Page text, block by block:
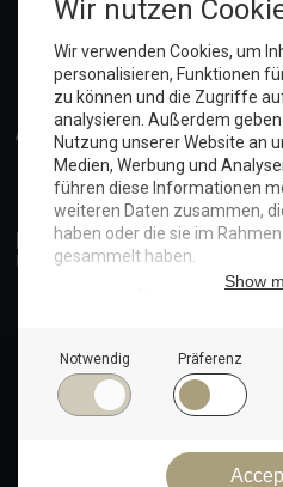
Anmelden
© Copyright 2025. Hotel Seeblick | Maritim Shop